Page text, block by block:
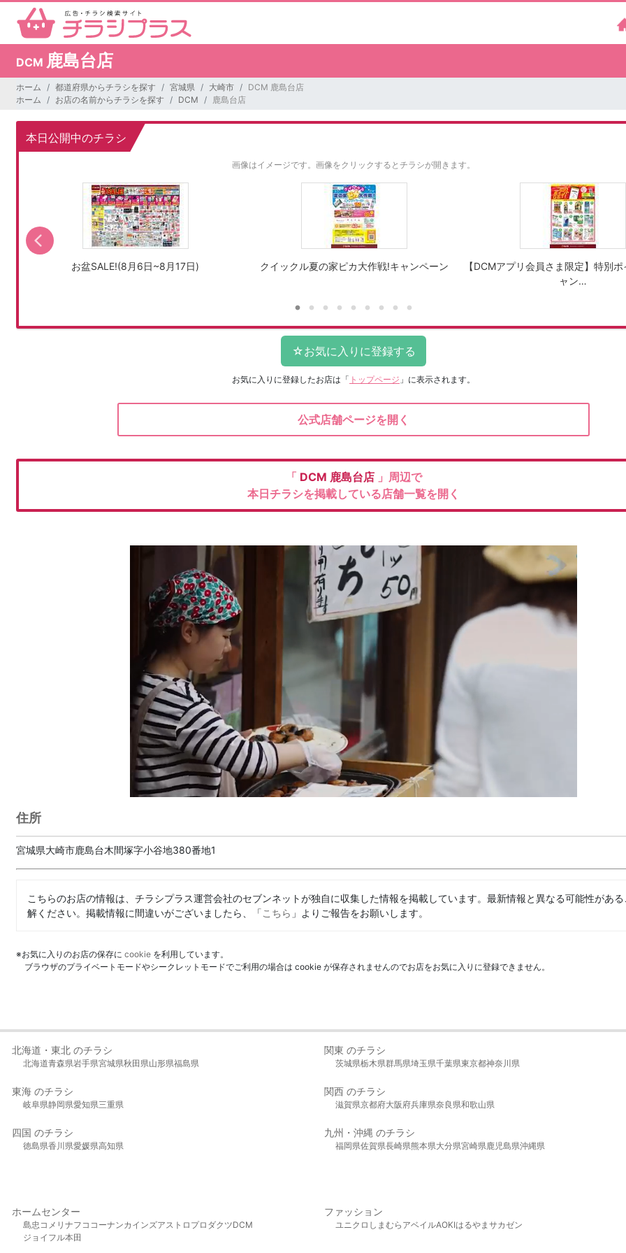
DCM 鹿島台店
ホーム 都道府県からチラシを探す 宮城県 大崎市
DCM 鹿島台店
ホーム
お店の名前からチラシを探す DCM 鹿島台店
本日公開中のチラシ
画像はイメージです。 画像をクリックするとチラシが開きます。
お盆SALE!(8月6日~8月17日) クイックル夏の家ピカ大作戦!キャンペーン
【DCMアプリ会員さま限定】特別
ャン…
お気に入りに登録したお店は 「 トップページ 」に表示されます。
公式店舗ページを開く
「 DCM 鹿島台店 」周辺で
本日チラシを掲載している店舗一覧を開く
住所
宮城県大崎市鹿島台木間塚字小谷地380番地1
こちらのお店の情報は、チラシプラス運営会社のセブンネットが独自に収集した情報を掲載しています。最新情報と異なる可能性があ
解ください。掲載情報に間違いがございましたら、「こちら 」よりご報告をお願いします。
※お気に入りのお店の保存に cookie を利用しています。
ブラウザのプライベートモードやシークレットモードでご利用の場合は cookie が保存されませんのでお店をお気に入りに登録できません。
北海道・東北 のチラシ
北海道青森県岩手県宮城県秋田県山形県福島県
関東 のチラシ
茨城県栃木県群馬県埼玉県千葉県東京都神奈川県
東海 のチラシ
岐阜県静岡県愛知県三重県
関西 のチラシ
滋賀県京都府大阪府兵庫県奈良県和歌山県
四国 のチラシ
徳島県香川県愛媛県高知県
九州・沖縄 のチラシ
福岡県佐賀県長崎県熊本県大分県宮崎県鹿児島県沖縄県
ホームセンター
島忠 コメリ ナフコ コーナンカインズアストロプロダクツDCM
ジョイフル本田
ファッション
ユニクロ しまむら アベイルAOKIはるやま サカゼン